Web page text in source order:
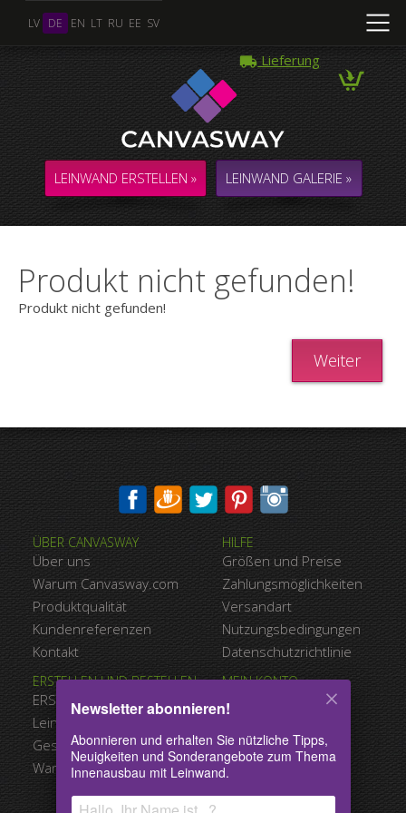
LV DE EN LT RU EE SV
Lieferung
LEINWAND ERSTELLEN » LEINWAND GALERIE »
Produkt nicht gefunden!
Produkt nicht gefunden!
Weiter
ÜBER CANVASWAY
Über uns
Warum Canvasway.com
Produktqualität
Kundenreferenzen
Kontakt
ERSTELLEN UND BESTELLEN
ERSTELLEN SIE IHRE LEINWAND
Leinwand-Galerie
Geschenkgutscheine
Warenkorb
HILFE
Größen und Preise
Zahlungsmöglichkeiten
Versandart
Nutzungsbedingungen
Datenschutzrichtlinie
MEIN KONTO
Mein Konto
x
​Verkauf
Newsletter abonnieren!
Abonnieren und erhalten Sie nützliche Tipps,
Neuigkeiten und Sonderangebote zum Thema
Innenausbau mit Leinwand.